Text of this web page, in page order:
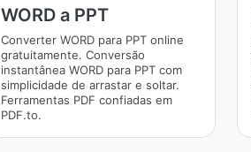
WORD a PPT
Converter WORD para PPT online
gratuitamente. Conversão
instantânea WORD para PPT com
simplicidade de arrastar e soltar.
Ferramentas PDF confiadas em
PDF.to.